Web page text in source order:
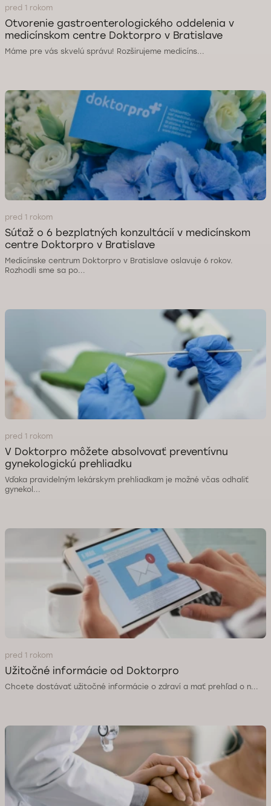
pred 1 rokom
Otvorenie gastroenterologického oddelenia v
medicínskom centre Doktorpro v Bratislave
Máme pre vás skvelú správu! Rozširujeme medicíns...
pred 1 rokom
Súťaž o 6 bezplatných konzultácií v medicínskom
centre Doktorpro v Bratislave
Medicínske centrum Doktorpro v Bratislave oslavuje 6 rokov.
Rozhodli sme sa po...
pred 1 rokom
V Doktorpro môžete absolvovať preventívnu
gynekologickú prehliadku
Vďaka pravidelným lekárskym prehliadkam je možné včas odhaliť
gynekol...
pred 1 rokom
Užitočné informácie od Doktorpro
Chcete dostávať užitočné informácie o zdraví a mať prehľad o n...